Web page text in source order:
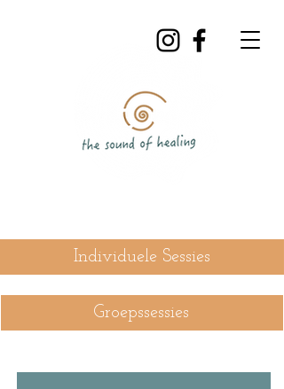
Individuele Sessies
Groepssessies